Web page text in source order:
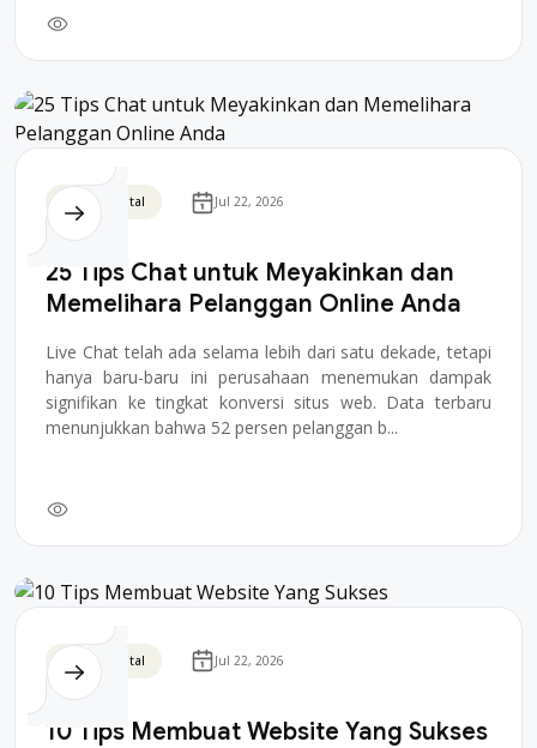
Bisnis Digital Jul 22, 2026
25 Tips Chat untuk Meyakinkan dan
Memelihara Pelanggan Online Anda
Live Chat telah ada selama lebih dari satu dekade, tetapi
hanya baru-baru ini perusahaan menemukan dampak
signifikan ke tingkat konversi situs web. Data terbaru
menunjukkan bahwa 52 persen pelanggan b...
Bisnis Digital Jul 22, 2026
10 Tips Membuat Website Yang Sukses